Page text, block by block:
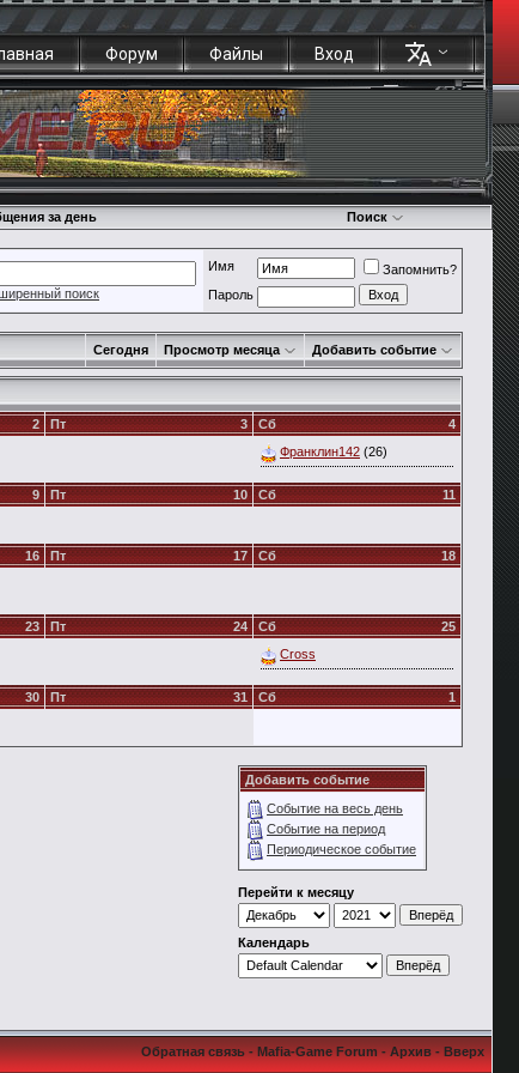
Форум Файлы Вход
за день Поиск
поиск
Имя
Запомнить?
Пароль
Сегодня Просмотр месяца Добавить событие
2 3
Пт 4
Сб
Франклин142 (26)
9 10
Пт 11
Сб
16 17
Пт 18
Сб
23 24
Пт 25
Сб
Cross
30 31
Пт 1
Сб
Добавить событие
Событие на весь день
Событие на период
Периодическое событие
Перейти к месяцу
Календарь
Обратная связь-Mafia-Game Forum-Архив-Вверх